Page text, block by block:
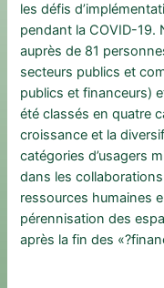
les défis
pendant la COVID-19.
auprès de 81
secteurs publics et
publics et financeurs)
été classés en quatre
croissance et la
catégories d’usagers
dans les
ressources humaines
pérennisation des
après la fin des